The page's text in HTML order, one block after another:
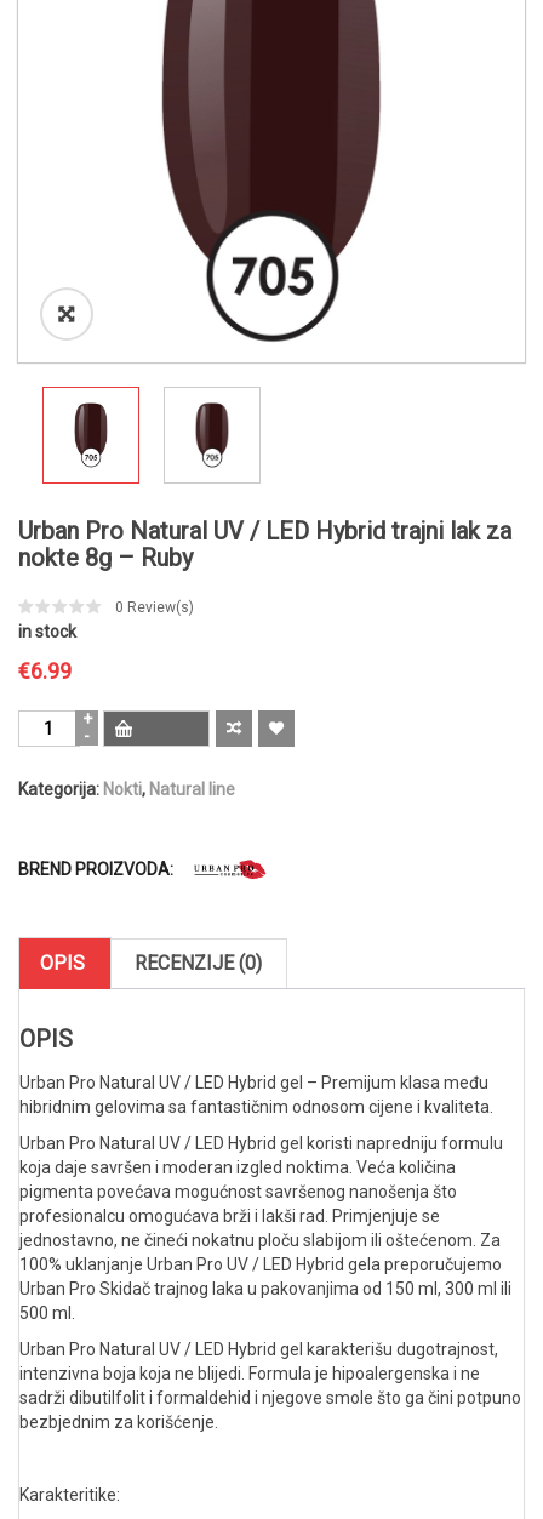
Urban Pro Natural UV / LED Hybrid trajni lak za
nokte 8g – Ruby
0 Review(s)
in stock
€6.99
Urban
Pro
UV
Hybrid
za
nokte
8g
Ruby
Kategorija: Nokti, Natural line
BREND PROIZVODA:
OPIS RECENZIJE (0)
OPIS
Urban Pro Natural UV / LED Hybrid gel – Premijum klasa među
hibridnim gelovima sa fantastičnim odnosom cijene i kvaliteta.
Urban Pro Natural UV / LED Hybrid gel koristi napredniju formulu
koja daje savršen i moderan izgled noktima. Veća količina
pigmenta povećava mogućnost savršenog nanošenja što
profesionalcu omogućava brži i lakši rad. Primjenjuje se
jednostavno, ne čineći nokatnu ploču slabijom ili oštećenom. Za
100% uklanjanje Urban Pro UV / LED Hybrid gela preporučujemo
Urban Pro Skidač trajnog laka u pakovanjima od 150 ml, 300 ml ili
500 ml.
Urban Pro Natural UV / LED Hybrid gel karakterišu dugotrajnost,
intenzivna boja koja ne blijedi. Formula je hipoalergenska i ne
sadrži dibutilfolit i formaldehid i njegove smole što ga čini potpuno
bezbjednim za korišćenje.
Karakteritike: